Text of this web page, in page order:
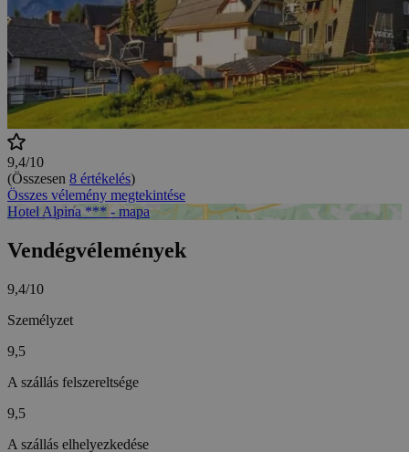
9,4/10
(Összesen 8 értékelés)
Összes vélemény megtekintése
Hotel Alpina *** - mapa
Vendégvélemények
9,4/10
Személyzet
9,5
A szállás felszereltsége
9,5
A szállás elhelyezkedése